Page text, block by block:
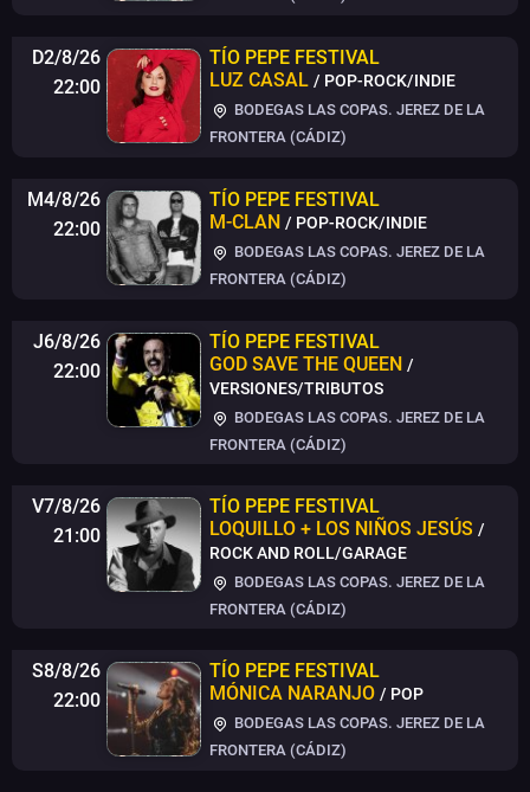
D2/8/26
22:00
TÍO PEPE FESTIVAL
LUZ CASAL / POP-ROCK/INDIE
BODEGAS LAS COPAS. JEREZ DE LA
FRONTERA (CÁDIZ)
M4/8/26
22:00
TÍO PEPE FESTIVAL
M-CLAN / POP-ROCK/INDIE
BODEGAS LAS COPAS. JEREZ DE LA
FRONTERA (CÁDIZ)
J6/8/26
22:00
TÍO PEPE FESTIVAL
GOD SAVE THE QUEEN /
VERSIONES/TRIBUTOS
BODEGAS LAS COPAS. JEREZ DE LA
FRONTERA (CÁDIZ)
V7/8/26
21:00
TÍO PEPE FESTIVAL
LOQUILLO + LOS NIÑOS JESÚS /
ROCK AND ROLL/GARAGE
BODEGAS LAS COPAS. JEREZ DE LA
FRONTERA (CÁDIZ)
S8/8/26
22:00
TÍO PEPE FESTIVAL
MÓNICA NARANJO / POP
BODEGAS LAS COPAS. JEREZ DE LA
FRONTERA (CÁDIZ)